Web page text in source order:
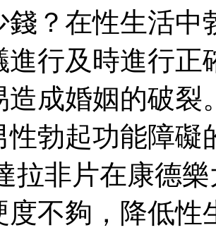
錢？在性生活
進行及時進行正
造成婚姻的破裂
性勃起功能障礙
拉非片在康德
度不夠，降低